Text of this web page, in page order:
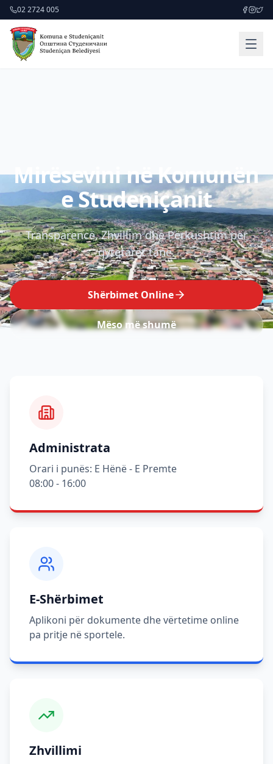
02 2724 005
Mirësevini në Komunën
e Studeniçanit
Transparencë, Zhvillim dhe Përkushtim për
qytetarët tanë.
Shërbimet Online
Mëso më shumë
Administrata
Orari i punës: E Hënë - E Premte
08:00 - 16:00
E-Shërbimet
Aplikoni për dokumente dhe vërtetime online
pa pritje në sportele.
Zhvillimi